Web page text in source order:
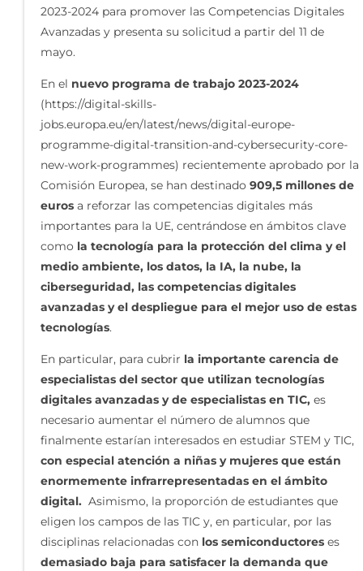
2023-2024 para promover las Competencias Digitales
Avanzadas y presenta su solicitud a partir del 11 de
mayo.
En el nuevo programa de trabajo 2023-2024
(https://digital-skills-
jobs.europa.eu/en/latest/news/digital-europe-
programme-digital-transition-and-cybersecurity-core-
new-work-programmes) recientemente aprobado por la
Comisión Europea, se han destinado 909,5 millones de
euros a reforzar las competencias digitales más
importantes para la UE, centrándose en ámbitos clave
como la tecnología para la protección del clima y el
medio ambiente, los datos, la IA, la nube, la
ciberseguridad, las competencias digitales
avanzadas y el despliegue para el mejor uso de estas
tecnologías.
En particular, para cubrir la importante carencia de
especialistas del sector que utilizan tecnologías
digitales avanzadas y de especialistas en TIC, es
necesario aumentar el número de alumnos que
finalmente estarían interesados en estudiar STEM y TIC,
con especial atención a niñas y mujeres que están
enormemente infrarrepresentadas en el ámbito
digital. Asimismo, la proporción de estudiantes que
eligen los campos de las TIC y, en particular, por las
disciplinas relacionadas con los semiconductores es
demasiado baja para satisfacer la demanda que